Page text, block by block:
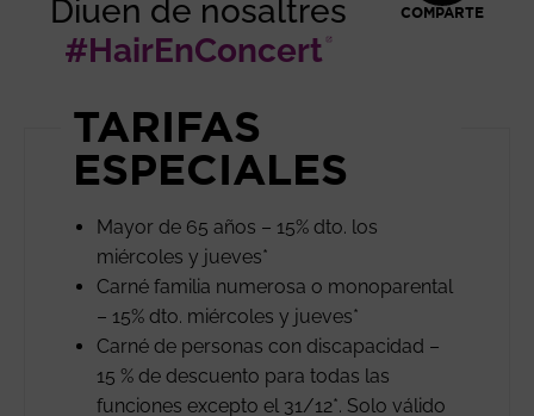
Diuen de nosaltres
#HairEnConcert
COMPARTE
TARIFAS
ESPECIALES
Mayor de 65 años – 15% dto. los
miércoles y jueves*
Carné familia numerosa o monoparental
– 15% dto. miércoles y jueves*
Carné de personas con discapacidad –
15 % de descuento para todas las
funciones excepto el 31/12*. Solo válido